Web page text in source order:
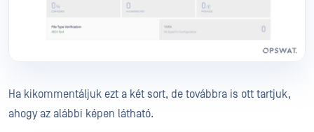
Ha kikommentáljuk ezt a két sort, de továbbra is ott tartjuk,
ahogy az alábbi képen látható.